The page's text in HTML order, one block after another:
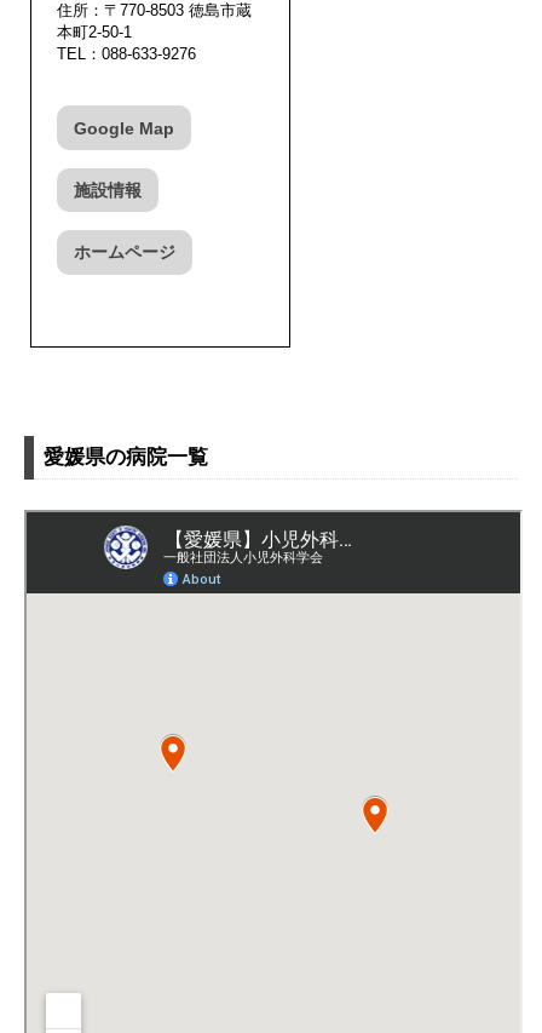
住所：〒770-8503 徳島市蔵
本町2-50-1
TEL：088-633-9276
Google Map
施設情報
ホームページ
愛媛県の病院一覧